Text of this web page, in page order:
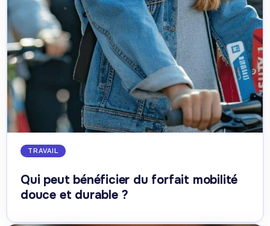
TRAVAIL
Qui peut bénéficier du forfait mobilité
douce et durable ?